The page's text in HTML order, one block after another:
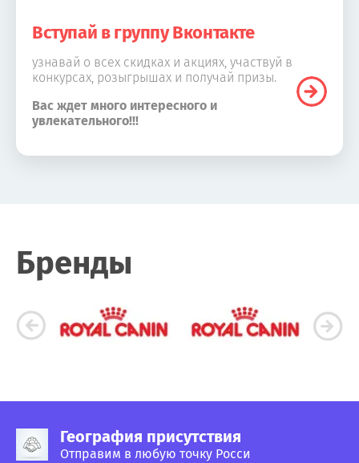
Вступай в группу Вконтакте
узнавай о всех скидках и акциях, участвуй в
конкурсах, розыгрышах и получай призы.
Вас ждет много интересного и
увлекательного!!!
Бренды
География присутствия
Отправим в любую точку Росси